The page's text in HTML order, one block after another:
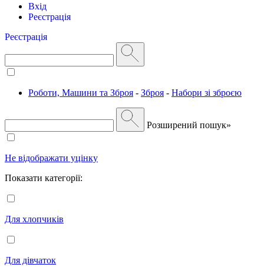
Вхід
Реєстрація
Реєстрація
Роботи, Машини та Зброя - Зброя - Набори зі зброєю
Розширений пошук»
Не відображати уцінку
Показати категорії:
Для хлопчиків
Для дівчаток